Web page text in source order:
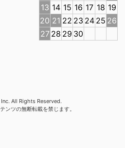
13 14 15 16 17 18 19
20 21 22 23 24 25 26
27 28 29 30
All Rights Reserved.
ンツの無断転載を禁じます。